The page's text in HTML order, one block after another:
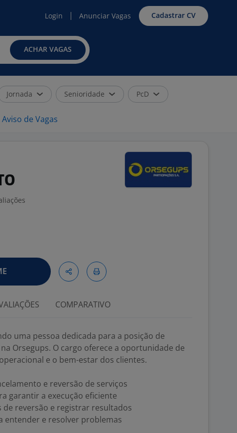
Login Anunciar Vagas Cadastrar CV
ACHAR VAGAS
Jornada Senioridade PcD
de Vagas
COMPARATIVO
uma pessoa dedicada para a posição de
Orsegups. O cargo oferece a oportunidade de
e o bem-estar dos clientes.
e reversão de serviços
garantir a execução eficiente
de reversão e registrar resultados
entender e resolver problemas